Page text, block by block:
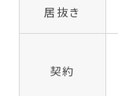
居抜き
契約